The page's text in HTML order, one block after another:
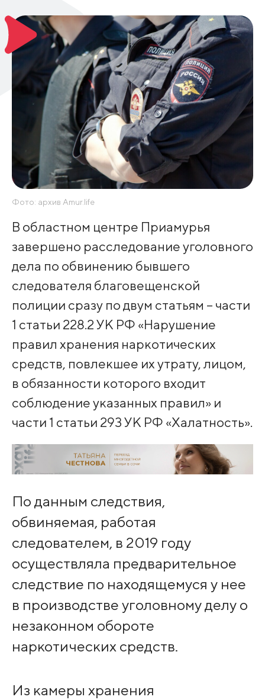
Фото: архив Amur.life
В областном центре Приамурья
завершено расследование уголовного
дела по обвинению бывшего
следователя благовещенской
полиции сразу по двум статьям – части
1 статьи 228.2 УК РФ «Нарушение
правил хранения наркотических
средств, повлекшее их утрату, лицом,
в обязанности которого входит
соблюдение указанных правил» и
части 1 статьи 293 УК РФ «Халатность».
По данным следствия,
обвиняемая, работая
следователем, в 2019 году
осуществляла предварительное
следствие по находящемуся у нее
в производстве уголовному делу о
незаконном обороте
наркотических средств.
Из камеры хранения